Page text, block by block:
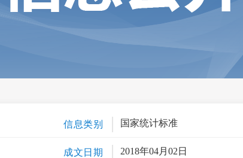
信息类别 国家统计标准
成文日期 2018年04月02日